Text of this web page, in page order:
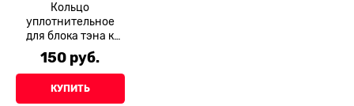
Кольцо
уплотнительное
для блока тэна к
ЭВП 060-070-58-2-
2
150 руб.
КУПИТЬ